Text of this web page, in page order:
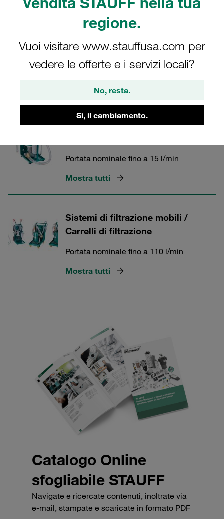
regione.
Vuoi visitare www.stauffusa.com per
vedere le offerte e i servizi locali?
No, resta.
Sì, il cambiamento.
manutenzione. Acquisto e funzionamento a basso costo.
Tecnologia della filtrazione STAUFF
Sistemi di filtrazione portatili a
Portata nominale fino a 15 l/min
Mostra tutti
Sistemi di filtrazione mobili /
Carrelli di filtrazione
Portata nominale fino a 110 l/min
Mostra tutti
Catalogo Online
sfogliabile STAUFF
Navigate e ricercate contenuti, inoltrate via
e-mail, stampate e scaricate in formato PDF